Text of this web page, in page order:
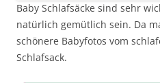
Baby Schlafsäcke sind sehr
natürlich gemütlich sein. Da
schönere Babyfotos vom
Schlafsack.